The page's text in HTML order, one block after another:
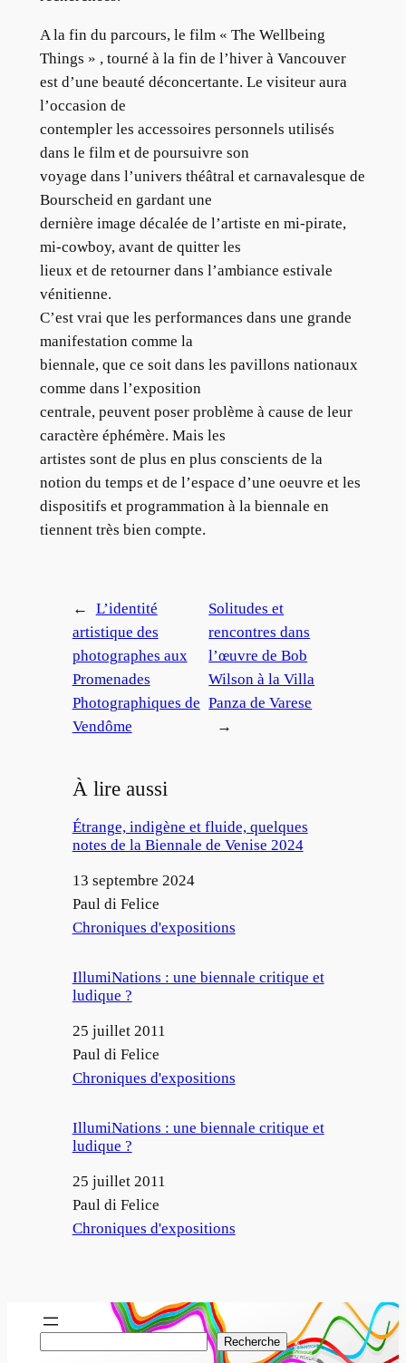
A la fin du parcours, le film « The Wellbeing
Things » , tourné à la fin de l’hiver à Vancouver
est d’une beauté déconcertante. Le visiteur aura
l’occasion de
contempler les accessoires personnels utilisés
dans le film et de poursuivre son
voyage dans l’univers théâtral et carnavalesque de
Bourscheid en gardant une
dernière image décalée de l’artiste en mi-pirate,
mi-cowboy, avant de quitter les
lieux et de retourner dans l’ambiance estivale
vénitienne.
C’est vrai que les performances dans une grande
manifestation comme la
biennale, que ce soit dans les pavillons nationaux
comme dans l’exposition
centrale, peuvent poser problème à cause de leur
caractère éphémère. Mais les
artistes sont de plus en plus conscients de la
notion du temps et de l’espace d’une oeuvre et les
dispositifs et programmation à la biennale en
tiennent très bien compte.
←
L’identité
artistique des
photographes aux
Promenades
Photographiques de
Vendôme
Solitudes et
rencontres dans
l’œuvre de Bob
Wilson à la Villa
Panza de Varese
→
À lire aussi
Étrange, indigène et fluide, quelques
notes de la Biennale de Venise 2024
Date
13 septembre 2024
Auteur
Paul di Felice
Par rapport à
Chroniques d'expositions
IllumiNations : une biennale critique et
ludique ?
Date
25 juillet 2011
Auteur
Paul di Felice
Par rapport à
Chroniques d'expositions
IllumiNations : une biennale critique et
ludique ?
Date
25 juillet 2011
Auteur
Paul di Felice
Par rapport à
Chroniques d'expositions
Recherche